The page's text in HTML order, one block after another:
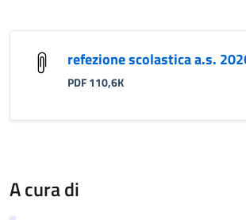
refezione scolastica a.s.
PDF 110,6K
A cura di